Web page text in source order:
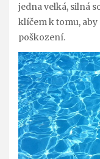
jedna velká, silná
klíčem k tomu, aby
poškození.